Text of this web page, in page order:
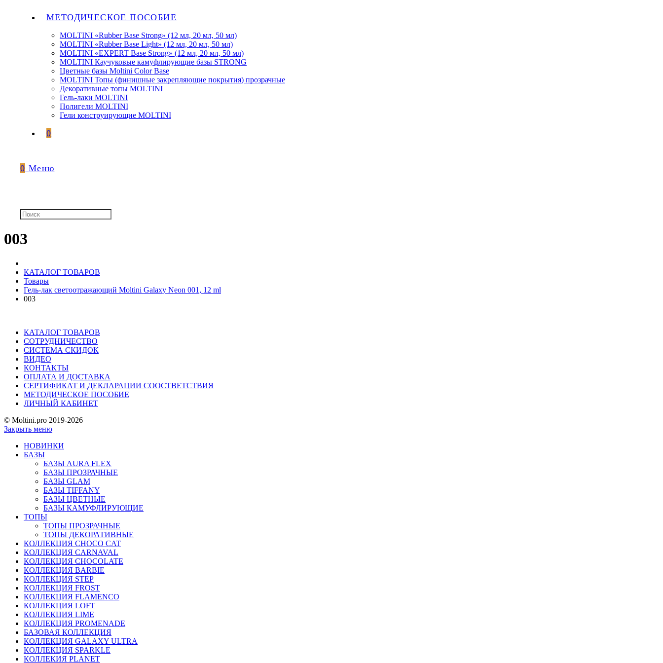
МЕТОДИЧЕСКОЕ ПОСОБИЕ
MOLTINI «Rubber Base Strong» (12 мл, 20 мл, 50 мл)
MOLTINI «Rubber Base Light» (12 мл, 20 мл, 50 мл)
MOLTINI «EXPERT Base Strong» (12 мл, 20 мл, 50 мл)
MOLTINI Каучуковые камуфлирующие базы STRONG
Цветные базы Moltini Color Base
MOLTINI Топы (финишные закрепляющие покрытия) прозрачные
Декоративные топы MOLTINI
Гель-лаки MOLTINI
Полигели MOLTINI
Гели конструирующие MOLTINI
0
0 Меню
003
КАТАЛОГ ТОВАРОВ
Товары
Гель-лак светоотражающий Moltini Galaxy Neon 001, 12 ml
003
КАТАЛОГ ТОВАРОВ
СОТРУДНИЧЕСТВО
СИСТЕМА СКИДОК
ВИДЕО
КОНТАКТЫ
ОПЛАТА И ДОСТАВКА
СЕРТИФИКАТ И ДЕКЛАРАЦИИ СООСТВЕТСТВИЯ
МЕТОДИЧЕСКОЕ ПОСОБИЕ
ЛИЧНЫЙ КАБИНЕТ
© Moltini.pro 2019-2026
Закрыть меню
НОВИНКИ
БАЗЫ
БАЗЫ AURA FLEX
БАЗЫ ПРОЗРАЧНЫЕ
БАЗЫ GLAM
БАЗЫ TIFFANY
БАЗЫ ЦВЕТНЫЕ
БАЗЫ КАМУФЛИРУЮЩИЕ
ТОПЫ
ТОПЫ ПРОЗРАЧНЫЕ
ТОПЫ ДЕКОРАТИВНЫЕ
КОЛЛЕКЦИЯ CHOCO CAT
КОЛЛЕКЦИЯ CARNAVAL
КОЛЛЕКЦИЯ CHOCOLATE
КОЛЛЕКЦИЯ BARBIE
КОЛЛЕКЦИЯ STEP
КОЛЛЕКЦИЯ FROST
КОЛЛЕКЦИЯ FLAMENCO
КОЛЛЕКЦИЯ LOFT
КОЛЛЕКЦИЯ LIME
КОЛЛЕКЦИЯ PROMENADE
БАЗОВАЯ КОЛЛЕКЦИЯ
КОЛЛЕКЦИЯ GALAXY ULTRA
КОЛЛЕКЦИЯ SPARKLE
КОЛЛЕКИЯ PLANET